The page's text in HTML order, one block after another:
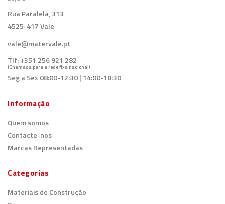
Rua Paralela, 313
4525-417 Vale
vale@matervale.pt
Tlf:+351 256 921 282
(Chamada para a rede fixa nacional)
Seg a Sex 08:00-12:30 | 14:00-18:30
Informação
Quem somos
Contacte-nos
Marcas Representadas
Categorias
Materiais de Construção